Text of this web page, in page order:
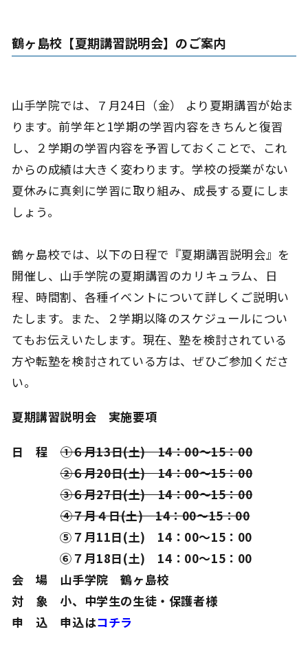
鶴ヶ島校【夏期講習説明会】のご案内
山手学院では、７月24日（金） より夏期講習が始ま
ります。前学年と1学期の学習内容をきちんと復習
し、２学期の学習内容を予習しておくことで、これ
からの成績は大きく変わります。学校の授業がない
夏休みに真剣に学習に取り組み、成長する夏にしま
しょう。
鶴ヶ島校では、以下の日程で『夏期講習説明会』を
開催し、山手学院の夏期講習のカリキュラム、日
程、時間割、各種イベントについて詳しくご説明い
たします。また、２学期以降のスケジュールについ
てもお伝えいたします。現在、塾を検討されている
方や転塾を検討されている方は、ぜひご参加くださ
い。
夏期講習説明会 実施要項
日 程①６月13日(土) 14：00～15：00
②６月20日(土) 14：00～15：00
③６月27日(土) 14：00～15：00
④７月４日(土) 14：00～15：00
⑤７月11日(土) 14：00～15：00
⑥７月18日(土) 14：00～15：00
会 場 山手学院 鶴ヶ島校
対 象 小、中学生の生徒・保護者様
申 込 申込はコチラ